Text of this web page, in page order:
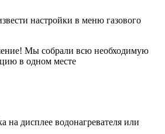
настройки в меню газового
Мы собрали всю необходимую
в одном месте
на дисплее водонагревателя или